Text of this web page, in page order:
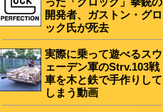
開発者、ガストン・グロ
ック氏が死去
実際に乗って遊べるスウ
ェーデン軍のStrv.103戦
車を木と鉄で手作りして
しまう動画